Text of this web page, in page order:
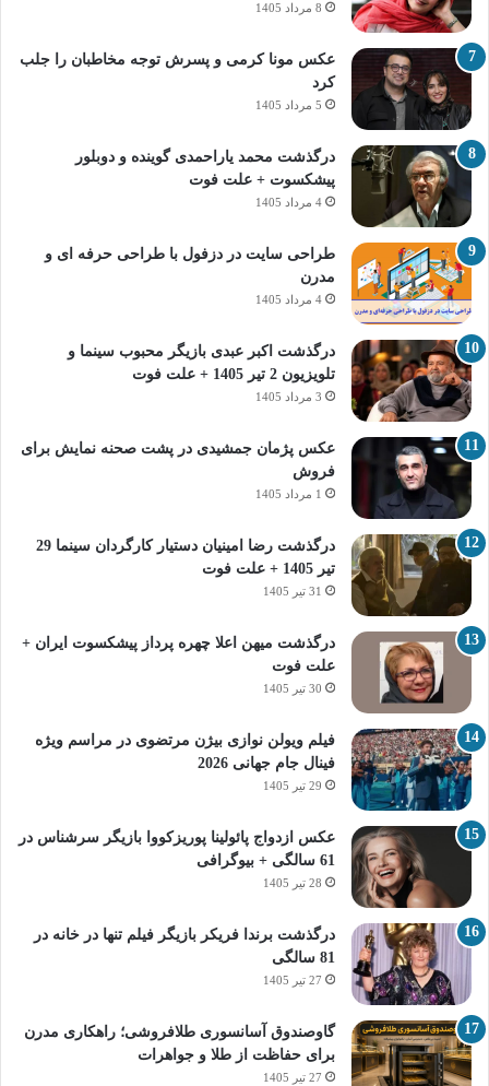
8 مرداد 1405
عکس مونا کرمی و پسرش توجه مخاطبان را جلب
کرد
5 مرداد 1405
درگذشت محمد یاراحمدی گوینده و دوبلور
پیشکسوت + علت فوت
4 مرداد 1405
طراحی سایت در دزفول با طراحی حرفه‌ ای و
مدرن
4 مرداد 1405
درگذشت اکبر عبدی بازیگر محبوب سینما و
تلویزیون 2 تیر 1405 + علت فوت
3 مرداد 1405
عکس پژمان جمشیدی در پشت صحنه نمایش برای
فروش
1 مرداد 1405
درگذشت رضا امینیان دستیار کارگردان سینما 29
تیر 1405 + علت فوت
31 تیر 1405
درگذشت میهن اعلا چهره پرداز پیشکسوت ایران +
علت فوت
30 تیر 1405
فیلم ویولن نوازی بیژن مرتضوی در مراسم ویژه
فینال جام جهانی 2026
29 تیر 1405
عکس ازدواج پائولینا پوریزکووا بازیگر سرشناس در
61 سالگی + بیوگرافی
28 تیر 1405
درگذشت برندا فریکر بازیگر فیلم تنها در خانه در
81 سالگی
27 تیر 1405
گاوصندوق آسانسوری طلافروشی؛ راهکاری مدرن
برای حفاظت از طلا و جواهرات
27 تیر 1405